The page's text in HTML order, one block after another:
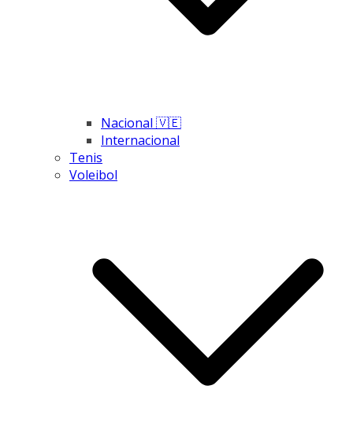
Nacional 🇻🇪
Internacional
Tenis
Voleibol